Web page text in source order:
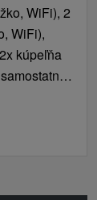
WiFi), 2
WiFi),
kúpeľňa